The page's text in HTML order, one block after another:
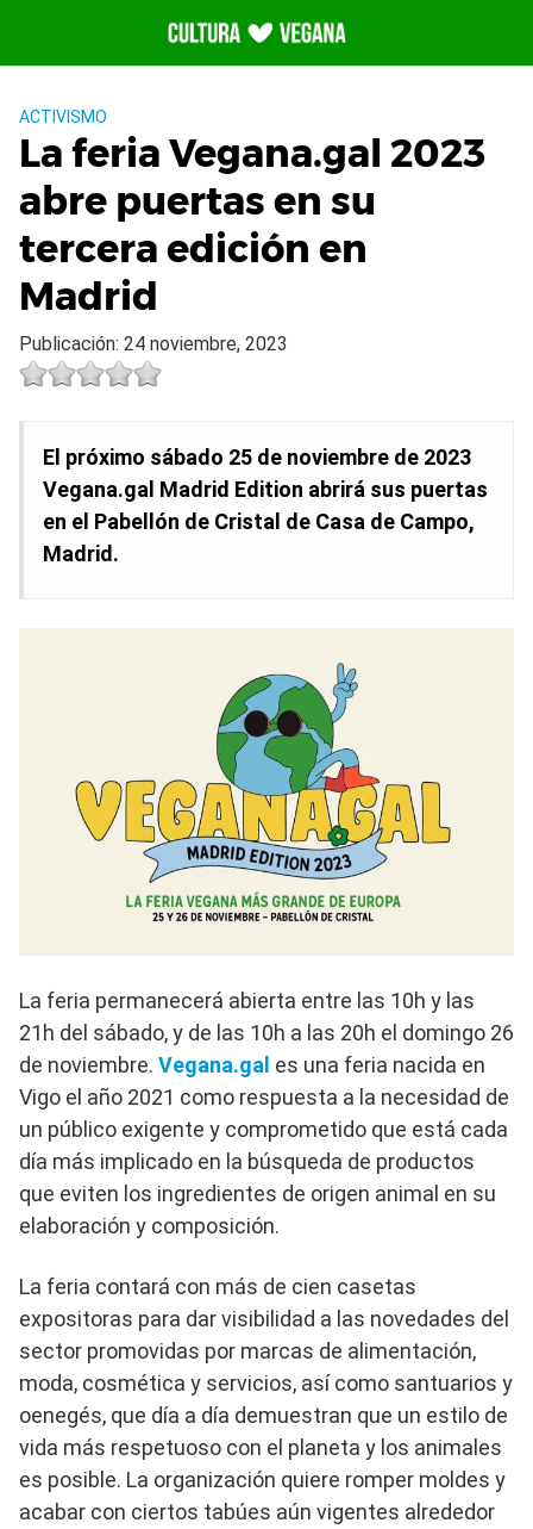
contenido
ACTIVISMO
La feria Vegana.gal 2023
abre puertas en su
tercera edición en
Madrid
Publicación: 24 noviembre, 2023
El próximo sábado 25 de noviembre de 2023
Vegana.gal Madrid Edition abrirá sus puertas
en el Pabellón de Cristal de Casa de Campo,
Madrid.
La feria permanecerá abierta entre las 10h y las
21h del sábado, y de las 10h a las 20h el domingo 26
de noviembre. Vegana.gal es una feria nacida en
Vigo el año 2021 como respuesta a la necesidad de
un público exigente y comprometido que está cada
día más implicado en la búsqueda de productos
que eviten los ingredientes de origen animal en su
elaboración y composición.
La feria contará con más de cien casetas
expositoras para dar visibilidad a las novedades del
sector promovidas por marcas de alimentación,
moda, cosmética y servicios, así como santuarios y
oenegés, que día a día demuestran que un estilo de
vida más respetuoso con el planeta y los animales
es posible. La organización quiere romper moldes y
acabar con ciertos tabúes aún vigentes alrededor